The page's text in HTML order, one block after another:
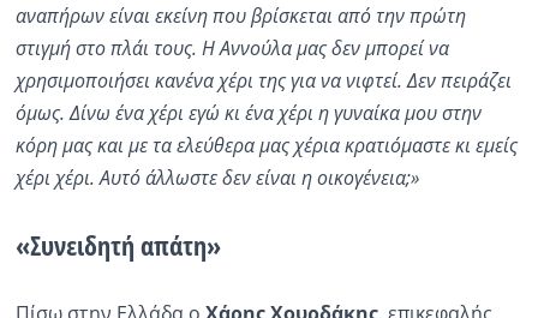
αναπήρων είναι εκείνη που βρίσκεται από την πρώτη
στιγμή στο πλάι τους. Η Αννούλα μας δεν μπορεί να
χρησιμοποιήσει κανένα χέρι της για να νιφτεί. Δεν πειράζει
όμως. Δίνω ένα χέρι εγώ κι ένα χέρι η γυναίκα μου στην
κόρη μας και με τα ελεύθερα μας χέρια κρατιόμαστε κι εμείς
χέρι χέρι. Αυτό άλλωστε δεν είναι η οικογένεια;»
«Συνειδητή απάτη»